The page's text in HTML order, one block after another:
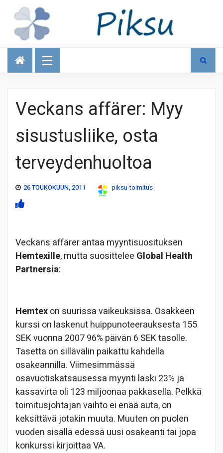
Talous
Veckans affärer: Myy
sisustusliike, osta
terveydenhuoltoa
26 TOUKOKUUN, 2011 piksu-toimitus
Veckans affärer antaa myyntisuosituksen
Hemtexille, mutta suosittelee Global Health
Partnersia:
Hemtexon suurissa vaikeuksissa. Osakkeen
kurssi on laskenut huippunoteerauksesta 155
SEK vuonna 2007 96% päivän 6 SEK tasolle.
Tasetta on sillävälin paikattu kahdella
osakeannilla. Viimesimmässä
osavuotiskatsausessa myynti laski 23% ja
kassavirta oli 123 miljoonaa pakkasella. Pelkkä
toimitusjohtajan vaihto ei enää auta, on
keksittävä jotakin muuta. Muuten on puolen
vuoden sisällä edessä uusi osakeanti tai jopa
konkurssi kirjoittaa VA.